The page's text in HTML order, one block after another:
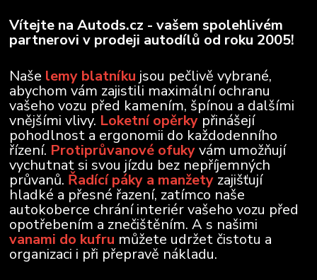
Vítejte na Autods.cz - vašem spolehlivém
partnerovi v prodeji autodílů od roku 2005!
Naše lemy blatníku jsou pečlivě vybrané,
abychom vám zajistili maximální ochranu
vašeho vozu před kamením, špínou a dalšími
vnějšími vlivy. Loketní opěrky přinášejí
pohodlnost a ergonomii do každodenního
řízení. Protiprůvanové ofukyvám umožňují
vychutnat si svou jízdu bez nepříjemných
průvanů. Řadící páky a manžety zajišťují
hladké a přesné řazení, zatímco naše
autokoberce chrání interiér vašeho vozu před
opotřebením a znečištěním. A s našimi
vanami do kufru můžete udržet čistotu a
organizaci i při přepravě nákladu.